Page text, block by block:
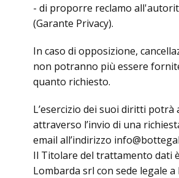
- di proporre reclamo
(Garante Privacy).
In caso di opposizione,
non potranno più essere
quanto richiesto.
L’esercizio dei suoi diritti potrà
attraverso l’invio di una
email all’indirizzo
Il Titolare del trattamento dati
Lombarda srl con sede legale a